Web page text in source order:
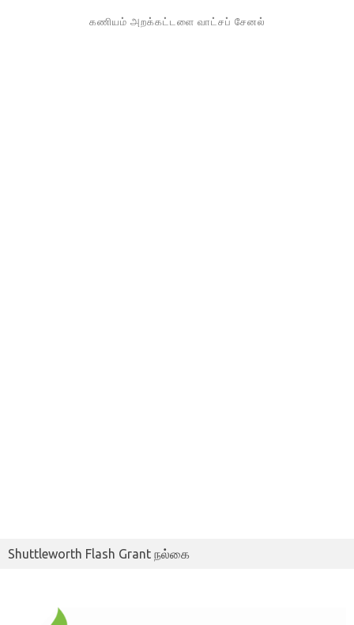
கணியம் அறக்கட்டளை வாட்சப் சேனல்
Shuttleworth Flash Grant நல்கை